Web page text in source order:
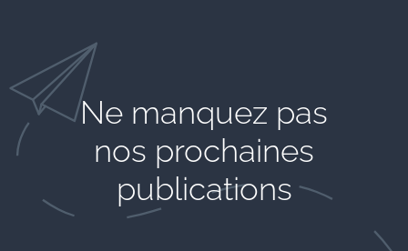
Ne manquez pas
nos prochaines
publications